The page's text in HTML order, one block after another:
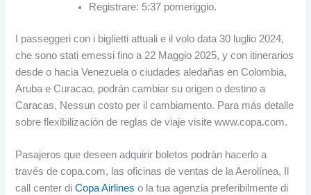
Registrare: 5:37 pomeriggio.
I passeggeri con i biglietti attuali e il volo data 30 luglio 2024,
che sono stati emessi fino a 22 Maggio 2025,y con itinerarios
desde o hacia Venezuela o ciudades aledañas en Colombia,
Aruba e Curacao, podrán cambiar su origen o destino a
Caracas, Nessun costo per il cambiamento. Para más detalle
sobre flexibilización de reglas de viaje visite www.copa.com.
Pasajeros que deseen adquirir boletos podrán hacerlo a
través de copa.com, las oficinas de ventas de la Aerolínea, Il
call center diCopa Airlines o la tua agenzia preferibilmente di